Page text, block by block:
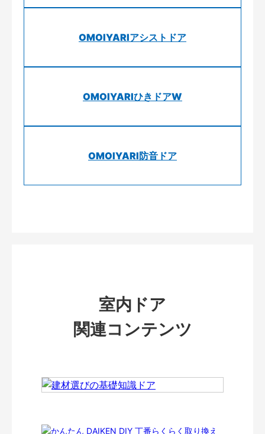
OMOIYARIアシストドア
OMOIYARIひきドアW
OMOIYARI防音ドア
室内ドア
関連コンテンツ